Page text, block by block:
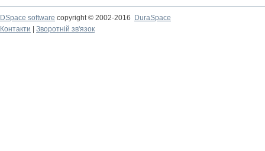
DSpace software copyright © 2002-2016
DuraSpace
Контакти
Зворотній зв'язок